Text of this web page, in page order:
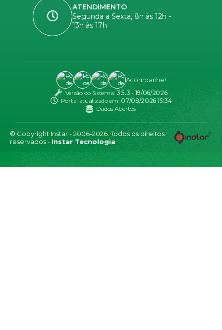
ATENDIMENTO
Segunda a Sexta, 8h às 12h -
13h às 17h
Versão do Sistema: 3.5.3 - 19/06/2026
Portal atualizado em:07/08/2026 15:34
Dados Abertos
Acompanhe!
© Copyright Instar - 2006-2026. Todos os direitos
reservados - Instar Tecnologia